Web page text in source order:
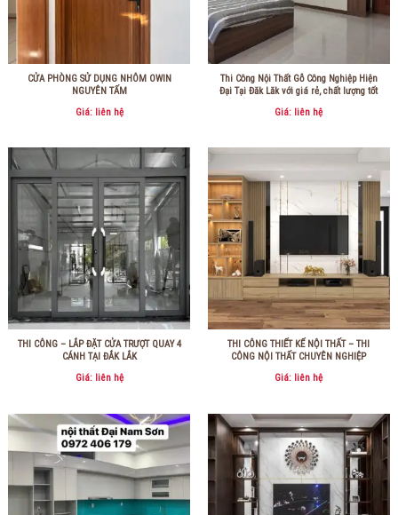
CỬA PHÒNG SỬ DỤNG NHÔM OWIN
NGUYÊN TẤM
Giá: liên hệ
Thi Công Nội Thất Gỗ Công Nghiệp Hiện
Đại Tại Đăk Lăk với giá rẻ, chất lượng tốt
Giá: liên hệ
THI CÔNG – LẮP ĐẶT CỬA TRƯỢT QUAY 4
CÁNH TẠI ĐẮK LẮK
Giá: liên hệ
THI CÔNG THIẾT KẾ NỘI THẤT – THI
CÔNG NỘI THẤT CHUYÊN NGHIỆP
Giá: liên hệ